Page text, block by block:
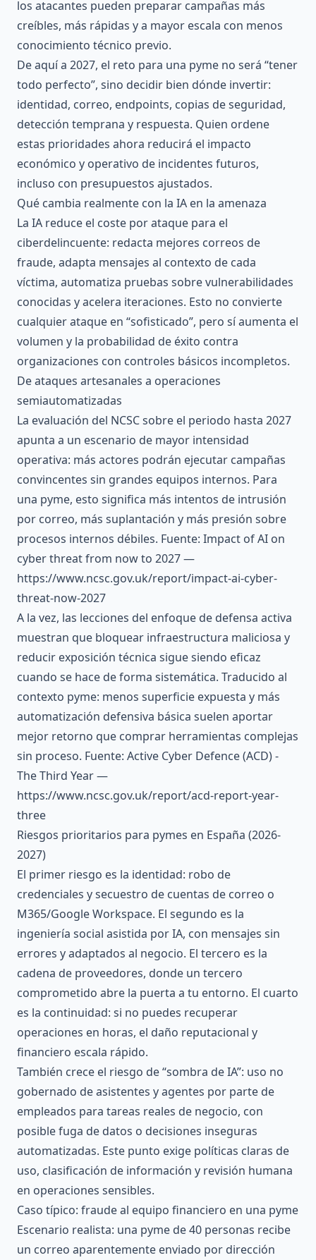
los atacantes pueden preparar campañas más
creíbles, más rápidas y a mayor escala con menos
conocimiento técnico previo.
De aquí a 2027, el reto para una pyme no será “tener
todo perfecto”, sino decidir bien dónde invertir:
identidad, correo, endpoints, copias de seguridad,
detección temprana y respuesta. Quien ordene
estas prioridades ahora reducirá el impacto
económico y operativo de incidentes futuros,
incluso con presupuestos ajustados.
Qué cambia realmente con la IA en la amenaza
La IA reduce el coste por ataque para el
ciberdelincuente: redacta mejores correos de
fraude, adapta mensajes al contexto de cada
víctima, automatiza pruebas sobre vulnerabilidades
conocidas y acelera iteraciones. Esto no convierte
cualquier ataque en “sofisticado”, pero sí aumenta el
volumen y la probabilidad de éxito contra
organizaciones con controles básicos incompletos.
De ataques artesanales a operaciones
semiautomatizadas
La evaluación del NCSC sobre el periodo hasta 2027
apunta a un escenario de mayor intensidad
operativa: más actores podrán ejecutar campañas
convincentes sin grandes equipos internos. Para
una pyme, esto significa más intentos de intrusión
por correo, más suplantación y más presión sobre
procesos internos débiles. Fuente: Impact of AI on
cyber threat from now to 2027 —
https://www.ncsc.gov.uk/report/impact-ai-cyber-
threat-now-2027
A la vez, las lecciones del enfoque de defensa activa
muestran que bloquear infraestructura maliciosa y
reducir exposición técnica sigue siendo eficaz
cuando se hace de forma sistemática. Traducido al
contexto pyme: menos superficie expuesta y más
automatización defensiva básica suelen aportar
mejor retorno que comprar herramientas complejas
sin proceso. Fuente: Active Cyber Defence (ACD) -
The Third Year —
https://www.ncsc.gov.uk/report/acd-report-year-
three
Riesgos prioritarios para pymes en España (2026-
2027)
El primer riesgo es la identidad: robo de
credenciales y secuestro de cuentas de correo o
M365/Google Workspace. El segundo es la
ingeniería social asistida por IA, con mensajes sin
errores y adaptados al negocio. El tercero es la
cadena de proveedores, donde un tercero
comprometido abre la puerta a tu entorno. El cuarto
es la continuidad: si no puedes recuperar
operaciones en horas, el daño reputacional y
financiero escala rápido.
También crece el riesgo de “sombra de IA”: uso no
gobernado de asistentes y agentes por parte de
empleados para tareas reales de negocio, con
posible fuga de datos o decisiones inseguras
automatizadas. Este punto exige políticas claras de
uso, clasificación de información y revisión humana
en operaciones sensibles.
Caso típico: fraude al equipo financiero en una pyme
Escenario realista: una pyme de 40 personas recibe
un correo aparentemente enviado por dirección